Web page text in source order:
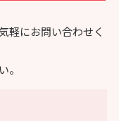
軽にお問い合わせく
。